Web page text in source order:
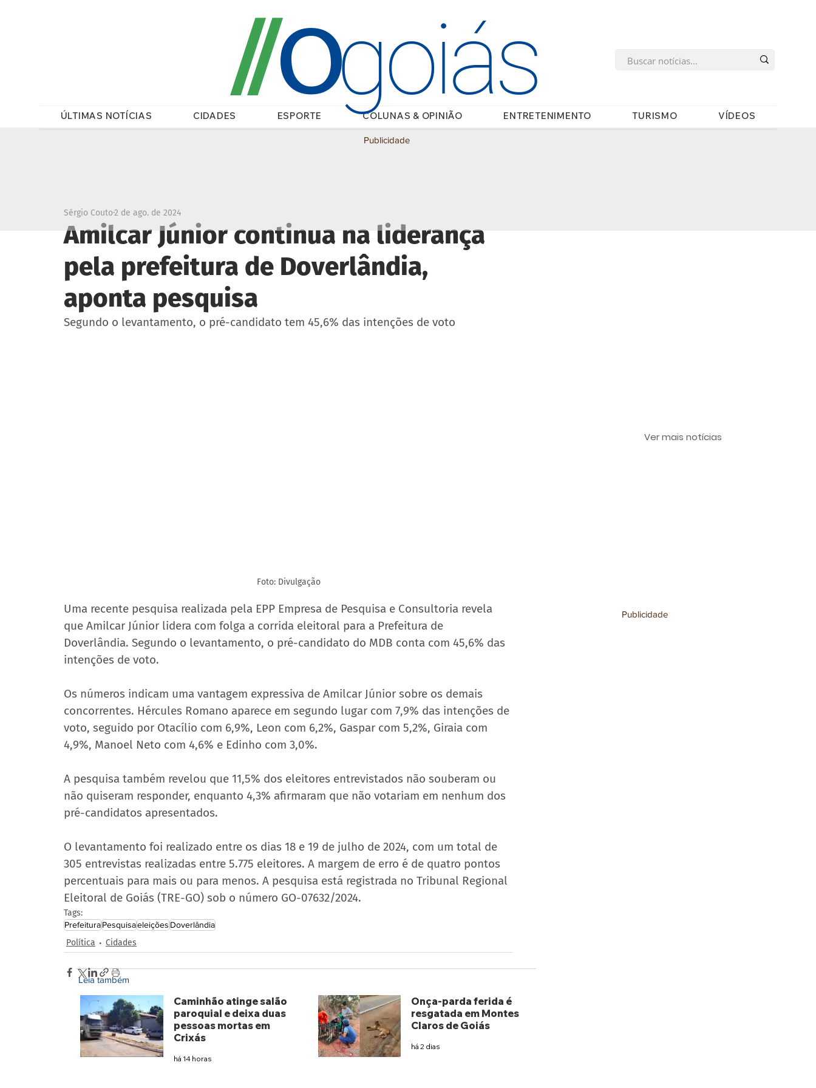
ÚLTIMAS NOTÍCIAS CIDADES ESPORTE COLUNAS & OPINIÃO ENTRETENIMENTO TURISMO VÍDEOS
//Ogoiás
Amilcar Júnior continua na liderança
pela prefeitura de Doverlândia,
aponta pesquisa
Sérgio Couto2 de ago. de 2024
Segundo o levantamento, o pré-candidato tem 45,6% das intenções de voto
Foto: Divulgação
Uma recente pesquisa realizada pela EPP Empresa de Pesquisa e Consultoria revela
que Amilcar Júnior lidera com folga a corrida eleitoral para a Prefeitura de
Doverlândia. Segundo o levantamento, o pré-candidato do MDB conta com 45,6% das
intenções de voto.
Os números indicam uma vantagem expressiva de Amilcar Júnior sobre os demais
concorrentes. Hércules Romano aparece em segundo lugar com 7,9% das intenções de
voto, seguido por Otacílio com 6,9%, Leon com 6,2%, Gaspar com 5,2%, Giraia com
4,9%, Manoel Neto com 4,6% e Edinho com 3,0%.
A pesquisa também revelou que 11,5% dos eleitores entrevistados não souberam ou
não quiseram responder, enquanto 4,3% afirmaram que não votariam em nenhum dos
pré-candidatos apresentados.
O levantamento foi realizado entre os dias 18 e 19 de julho de 2024, com um total de
305 entrevistas realizadas entre 5.775 eleitores. A margem de erro é de quatro pontos
percentuais para mais ou para menos. A pesquisa está registrada no Tribunal Regional
Eleitoral de Goiás (TRE-GO) sob o número GO-07632/2024.
Tags:
PrefeituraPesquisaeleições Doverlândia
Política Cidades
Publicidade
Publicidade
Ver mais notícias
Leia também
Caminhão atinge salão
paroquial e deixa duas
pessoas mortas em
Crixás
há 14 horas
Onça-parda ferida é
resgatada em Montes
Claros de Goiás
há 2 dias